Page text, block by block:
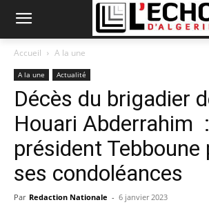
Accueil A la une
A la une Actualité
Décès du brigadier
Houari Abderrahim
président Tebboune
ses condoléances
Par Redaction Nationale - 6 janvier 2023